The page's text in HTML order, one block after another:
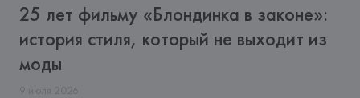
25 лет фильму «Блондинка в законе»:
история стиля, который не выходит из
моды
июля 2026